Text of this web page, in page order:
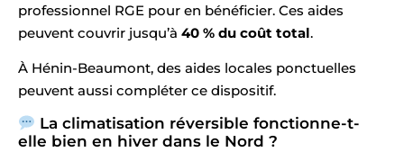
professionnel RGE pour en bénéficier. Ces aides
peuvent couvrir jusqu’à 40 % du coût total.
À Hénin-Beaumont, des aides locales ponctuelles
peuvent aussi compléter ce dispositif.
La climatisation réversible fonctionne-t-
elle bien en hiver dans le Nord ?